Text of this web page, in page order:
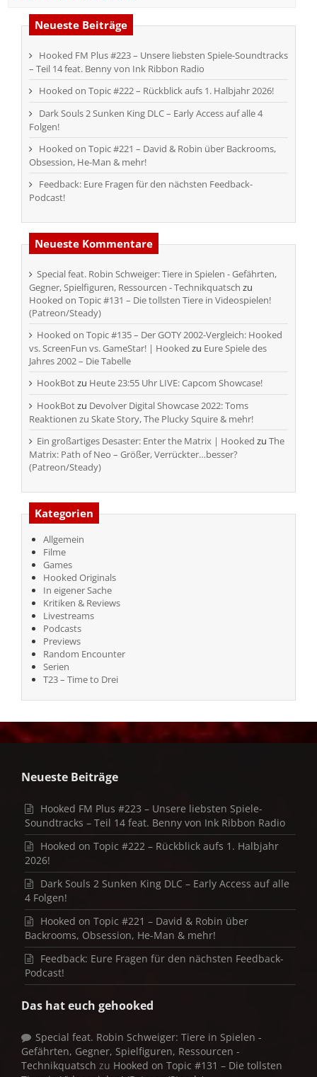
Neueste Beiträge
Hooked FM Plus #223 – Unsere liebsten Spiele-Soundtracks
– Teil 14 feat. Benny von Ink Ribbon Radio
Hooked on Topic #222 – Rückblick aufs 1. Halbjahr 2026!
Dark Souls 2 Sunken King DLC – Early Access auf alle 4
Folgen!
Hooked on Topic #221 – David & Robin über Backrooms,
Obsession, He-Man & mehr!
Feedback: Eure Fragen für den nächsten Feedback-
Podcast!
Neueste Kommentare
Special feat. Robin Schweiger: Tiere in Spielen - Gefährten,
Gegner, Spielfiguren, Ressourcen - Technikquatsch zu
Hooked on Topic #131 – Die tollsten Tiere in Videospielen!
(Patreon/Steady)
Hooked on Topic #135 – Der GOTY 2002-Vergleich: Hooked
vs. ScreenFun vs. GameStar! | Hooked zu Eure Spiele des
Jahres 2002 – Die Tabelle
HookBotzu Heute 23:55 Uhr LIVE: Capcom Showcase!
HookBotzu Devolver Digital Showcase 2022: Toms
Reaktionen zu Skate Story, The Plucky Squire & mehr!
Ein großartiges Desaster: Enter the Matrix | Hooked zu The
Matrix: Path of Neo – Größer, Verrückter…besser?
(Patreon/Steady)
Kategorien
Allgemein
Filme
Games
Hooked Originals
In eigener Sache
Kritiken & Reviews
Livestreams
Podcasts
Previews
Random Encounter
Serien
T23 – Time to Drei
Neueste Beiträge
Hooked FM Plus #223 – Unsere liebsten Spiele-
Soundtracks – Teil 14 feat. Benny von Ink Ribbon Radio
Hooked on Topic #222 – Rückblick aufs 1. Halbjahr
2026!
Dark Souls 2 Sunken King DLC – Early Access auf alle
4 Folgen!
Hooked on Topic #221 – David & Robin über
Backrooms, Obsession, He-Man & mehr!
Feedback: Eure Fragen für den nächsten Feedback-
Podcast!
Das hat euch gehooked
Special feat. Robin Schweiger: Tiere in Spielen -
Gefährten, Gegner, Spielfiguren, Ressourcen -
Technikquatsch zu Hooked on Topic #131 – Die tollsten